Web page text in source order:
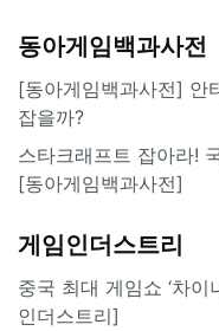
동아게임백과사전
[동아게임백과사전] 안
잡을까?
스타크래프트 잡아라!
[동아게임백과사전]
게임인더스트리
중국 최대 게임쇼 ‘차이
인더스트리]